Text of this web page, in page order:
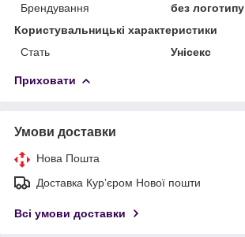
Брендування
без логотипу
Користувальницькі характеристики
Стать
Унісекс
Приховати
Умови доставки
Нова Пошта
Доставка Курʼєром Нової пошти
Всі умови доставки